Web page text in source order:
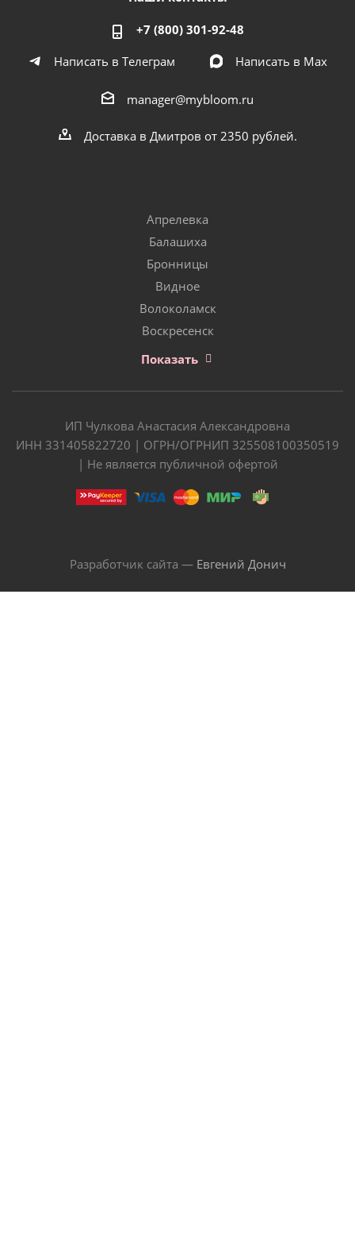
+7 (800) 301-92-48
Написать в Телеграм
Написать в Мах
manager@mybloom.ru
Доставка в Дмитров от 2350 рублей.
Апрелевка
Балашиха
Бронницы
Видное
Волоколамск
Воскресенск
Показать
ИП Чулкова Анастасия Александровна
ИНН 331405822720 | ОГРН/ОГРНИП 325508100350519
| Не является публичной офертой
Разработчик сайта — Евгений Донич